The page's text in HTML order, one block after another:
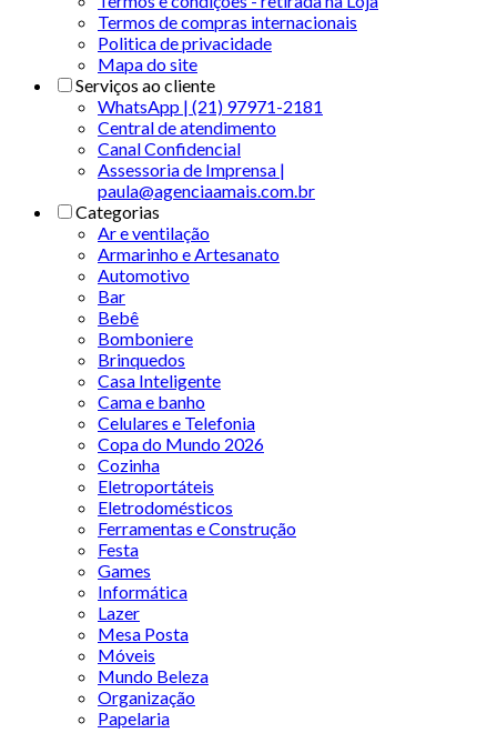
Termos de compras internacionais
Politica de privacidade
Mapa do site
Serviços ao cliente
WhatsApp | (21) 97971-2181
Central de atendimento
Canal Confidencial
Assessoria de Imprensa |
paula@agenciaamais.com.br
Categorias
Ar e ventilação
Armarinho e Artesanato
Automotivo
Bar
Bebê
Bomboniere
Brinquedos
Casa Inteligente
Cama e banho
Celulares e Telefonia
Copa do Mundo 2026
Cozinha
Eletroportáteis
Eletrodomésticos
Ferramentas e Construção
Festa
Games
Informática
Lazer
Mesa Posta
Móveis
Mundo Beleza
Organização
Papelaria